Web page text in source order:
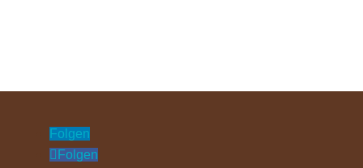
Folgen
Folgen